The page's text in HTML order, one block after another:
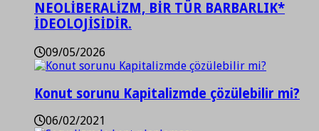
NEOLİBERALİZM, BİR TÜR BARBARLIK*
İDEOLOJİSİDİR.
09/05/2026
Konut sorunu Kapitalizmde çözülebilir mi?
06/02/2021